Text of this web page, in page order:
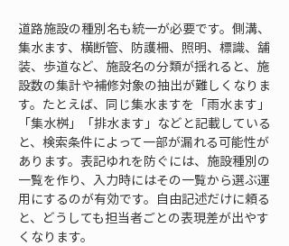
道路施設の種別名も統一が必要です。側溝、
集水ます、横断管、防護柵、照明、標識、舗
装、歩道など、施設名の分類が揺れると、施
設数の集計や補修対象の抽出が難しくなりま
す。たとえば、同じ集水ますを「雨水ます」
「集水桝」「排水ます」などと記載している
と、検索条件によって一部が漏れる可能性が
あります。表記ゆれを防ぐには、施設種別の
一覧を作り、入力時にはその一覧から選ぶ運
用にするのが有効です。自由記述だけに頼る
と、どうしても担当者ごとの表現差が出やす
くなります。